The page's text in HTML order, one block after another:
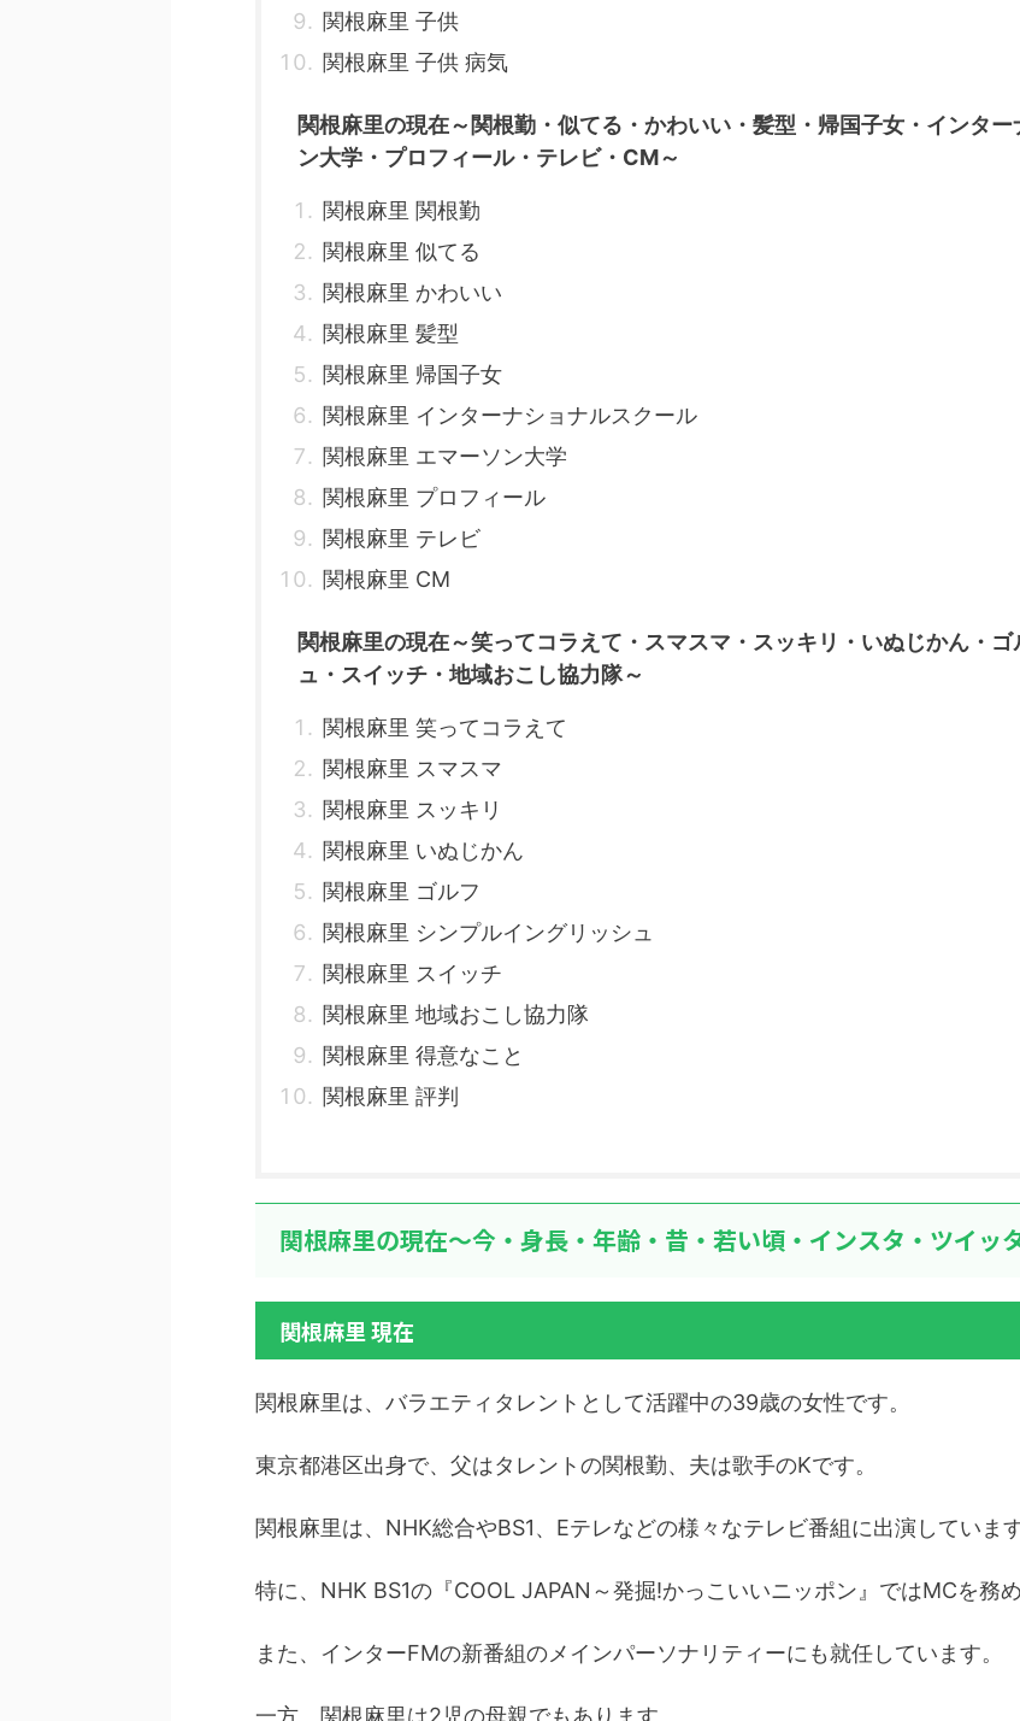
関根麻里 子供
関根麻里 子供 病気
関根麻里の現在～関根勤・似てる・かわいい・髪型・帰国子女・インタ
ン大学・プロフィール・テレビ・CM～
関根麻里 関根勤
関根麻里 似てる
関根麻里 かわいい
関根麻里 髪型
関根麻里 帰国子女
関根麻里 インターナショナルスクール
関根麻里 エマーソン大学
関根麻里 プロフィール
関根麻里 テレビ
関根麻里 CM
関根麻里の現在～笑ってコラえて・スマスマ・スッキリ・いぬじかん・
ュ・スイッチ・地域おこし協力隊～
関根麻里 笑ってコラえて
関根麻里 スマスマ
関根麻里 スッキリ
関根麻里 いぬじかん
関根麻里 ゴルフ
関根麻里 シンプルイングリッシュ
関根麻里 スイッチ
関根麻里 地域おこし協力隊
関根麻里 得意なこと
関根麻里 評判
関根麻里の現在～今・身長・年齢・昔・若い頃・インスタ・ツイ
関根麻里 現在
関根麻里は、バラエティタレントとして活躍中の39歳の女性です。
東京都港区出身で、父はタレントの関根勤、夫は歌手のKです。
関根麻里は、NHK総合やBS1、Eテレなどの様々なテレビ番組に出演しています
特に、NHK BS1の『COOL JAPAN～発掘!かっこいいニッポン』ではMCを務め
また、インターFMの新番組のメインパーソナリティーにも就任しています。
一方、関根麻里は2児の母親でもあります。